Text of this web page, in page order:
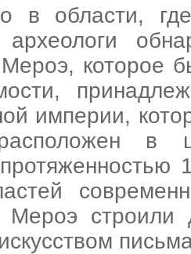
в области,
археологи
Мероэ, которое
империи,
в
Мероэ